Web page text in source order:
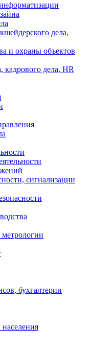
дела,
и охраны объектов
кадрового дела, HR
сигнализации
бухгалтерии